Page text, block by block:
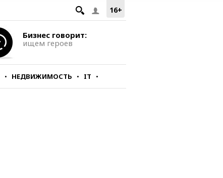
16+
Бизнес говорит:
ищем героев
НЕДВИЖИМОСТЬ IT